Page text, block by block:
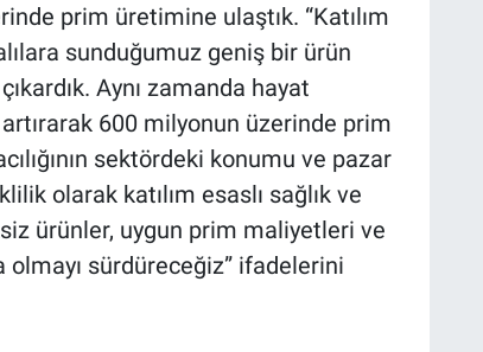
prim üretimine ulaştık. “Katılım
sunduğumuz geniş bir ürün
Aynı zamanda hayat
artırarak 600 milyonun üzerinde prim
sektördeki konumu ve pazar
olarak katılım esaslı sağlık ve
ürünler, uygun prim maliyetleri ve
olmayı sürdüreceğiz” ifadelerini